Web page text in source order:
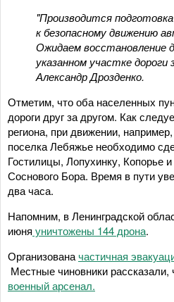
"Производится
к безопасному движению
Ожидаем восстановление
указанном участке дороги
Александр Дрозденко.
Отметим, что оба населенных
дороги друг за другом. Как
региона, при движении,
поселка Лебяжье необходимо
Гостилицы, Лопухинку, Копорье
Соснового Бора. Время в пути
два часа.
Напомним, в Ленинградской
июня уничтожены 144 дрона.
Организованачастичная
Местные чиновники рассказали,
военный арсенал.